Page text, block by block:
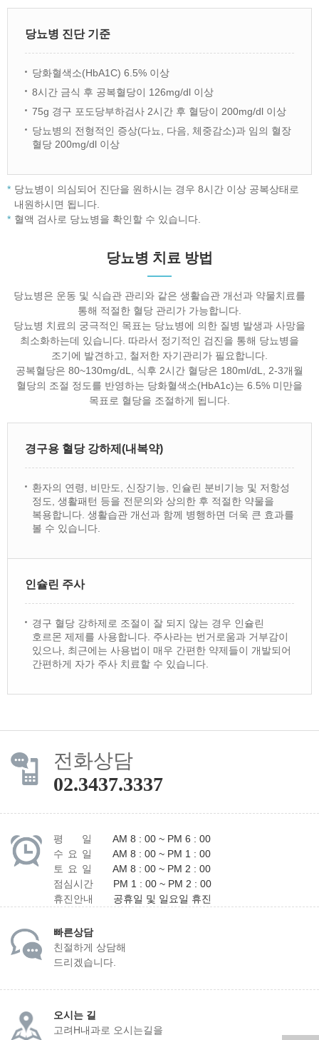
당뇨병 진단 기준
당화혈색소(HbA1C) 6.5% 이상
8시간 금식 후 공복혈당이 126mg/dl 이상
75g 경구 포도당부하검사 2시간 후 혈당이 200mg/dl 이상
당뇨병의 전형적인 증상(다뇨, 다음, 체중감소)과 임의 혈장
혈당 200mg/dl 이상
당뇨병이 의심되어 진단을 원하시는 경우 8시간 이상 공복상태로
내원하시면 됩니다.
혈액 검사로 당뇨병을 확인할 수 있습니다.
당뇨병 치료 방법
당뇨병은 운동 및 식습관 관리와 같은 생활습관 개선과 약물치료를
통해 적절한 혈당 관리가 가능합니다.
당뇨병 치료의 궁극적인 목표는 당뇨병에 의한 질병 발생과 사망을
최소화하는데 있습니다. 따라서 정기적인 검진을 통해 당뇨병을
조기에 발견하고, 철저한 자기관리가 필요합니다.
공복혈당은 80~130mg/dL, 식후 2시간 혈당은 180ml/dL, 2-3개월
혈당의 조절 정도를 반영하는 당화혈색소(HbA1c)는 6.5% 미만을
목표로 혈당을 조절하게 됩니다.
경구용 혈당 강하제(내복약)
환자의 연령, 비만도, 신장기능, 인슐린 분비기능 및 저항성
정도, 생활패턴 등을 전문의와 상의한 후 적절한 약물을
복용합니다. 생활습관 개선과 함께 병행하면 더욱 큰 효과를
볼 수 있습니다.
인슐린 주사
경구 혈당 강하제로 조절이 잘 되지 않는 경우 인슐린
호르몬 제제를 사용합니다. 주사라는 번거로움과 거부감이
있으나, 최근에는 사용법이 매우 간편한 약제들이 개발되어
간편하게 자가 주사 치료할 수 있습니다.
전화상담
02.3437.3337
평 일
AM 8 : 00 ~ PM 6 : 00
수 요 일
AM 8 : 00 ~ PM 1 : 00
토 요 일
AM 8 : 00 ~ PM 2 : 00
점심시간
PM 1 : 00 ~ PM 2 : 00
휴진안내
공휴일 및 일요일 휴진
빠른상담
친절하게 상담해
드리겠습니다.
오시는 길
고려H내과로 오시는길을